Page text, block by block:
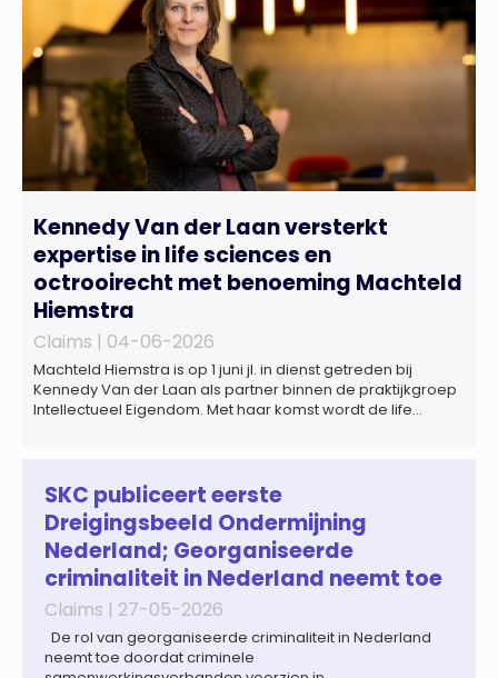
Kennedy Van der Laan versterkt
expertise in life sciences en
octrooirecht met benoeming Machteld
Hiemstra
Claims | 04-06-2026
Machteld Hiemstra is op 1 juni jl. in dienst getreden bij
Kennedy Van der Laan als partner binnen de praktijkgroep
Intellectueel Eigendom. Met haar komst wordt de life
regelgeving relevant voor de life sciences sector en de […]
SKC publiceert eerste
Dreigingsbeeld Ondermijning
Nederland; Georganiseerde
criminaliteit in Nederland neemt toe
Claims | 27-05-2026
De rol van georganiseerde criminaliteit in Nederland
neemt toe doordat criminele